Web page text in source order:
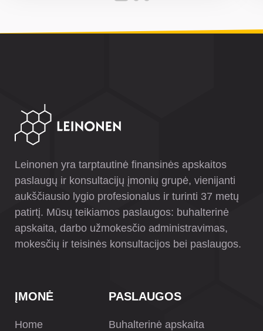
Leinonen yra tarptautinė finansinės apskaitos
paslaugų ir konsultacijų įmonių grupė, vienijanti
aukščiausio lygio profesionalus ir turinti 37 metų
patirtį. Mūsų teikiamos paslaugos: buhalterinė
apskaita, darbo užmokesčio administravimas,
mokesčių ir teisinės konsultacijos bei paslaugos.
ĮMONĖ
Home
PASLAUGOS
Buhalterinė apskaita